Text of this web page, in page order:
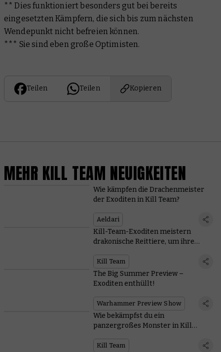
** Dies funktioniert besonders gut bei bereits
eingesetzten Kämpfern, die sich bis zum nächsten
Wendepunkt nicht befreien können.
*** Sie sind eben große Optimisten.
Teilen Teilen Kopieren
MEHR KILL TEAM NEUIGKEITEN
Wie kämpfen die Drachenmeister
der Exoditen in Kill Team?
Aeldari
Kill-Team-Exoditen meistern
drakonische Reittiere, um ihre
Kill Team
The Big Summer Preview –
Exoditen enthüllt!
Warhammer Preview Show
Wie bekämpfst du ein
panzergroßes Monster in Kill
Kill Team